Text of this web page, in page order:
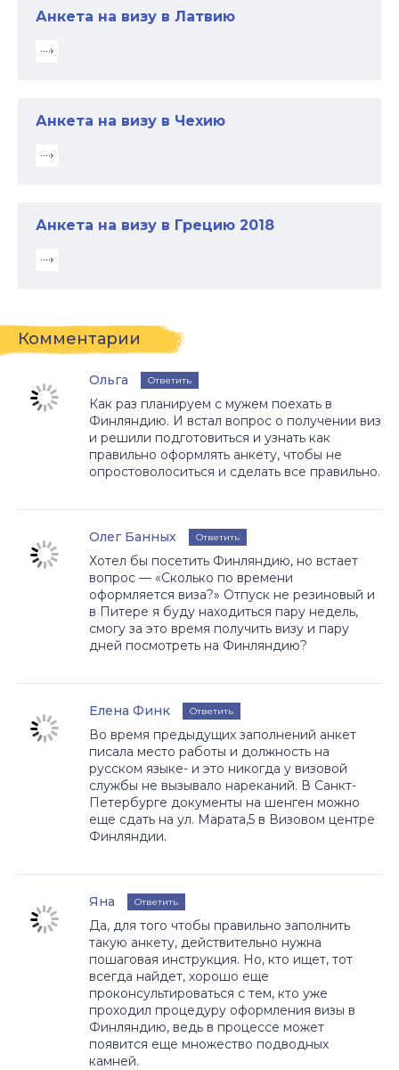
Анкета на визу в Латвию
Анкета на визу в Чехию
Анкета на визу в Грецию 2018
Комментарии
Ольга Ответить
Как раз планируем с мужем поехать в
Финляндию. И встал вопрос о получении виз
и решили подготовиться и узнать как
правильно оформлять анкету, чтобы не
опростоволоситься и сделать все правильно.
Олег Банных Ответить
Хотел бы посетить Финляндию, но встает
вопрос — «Сколько по времени
оформляется виза?» Отпуск не резиновый и
в Питере я буду находиться пару недель,
смогу за это время получить визу и пару
дней посмотреть на Финляндию?
Елена Финк Ответить
Во время предыдущих заполнений анкет
писала место работы и должность на
русском языке- и это никогда у визовой
службы не вызывало нареканий. В Санкт-
Петербурге документы на шенген можно
еще сдать на ул. Марата,5 в Визовом центре
Финляндии.
Яна Ответить
Да, для того чтобы правильно заполнить
такую анкету, действительно нужна
пошаговая инструкция. Но, кто ищет, тот
всегда найдет, хорошо еще
проконсультироваться с тем, кто уже
проходил процедуру оформления визы в
Финляндию, ведь в процессе может
появится еще множество подводных
камней.